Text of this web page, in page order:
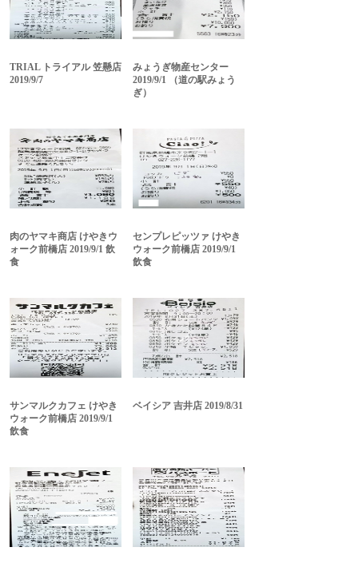
TRIAL トライアル 笠懸店
2019/9/7
みょうぎ物産センター
2019/9/1 （道の駅みょう
ぎ）
肉のヤマキ商店 けやきウ
ォーク前橋店 2019/9/1 飲
食
センプレピッツァ けやき
ウォーク前橋店 2019/9/1
飲食
サンマルクカフェ けやき
ウォーク前橋店 2019/9/1
飲食
ベイシア 吉井店 2019/8/31